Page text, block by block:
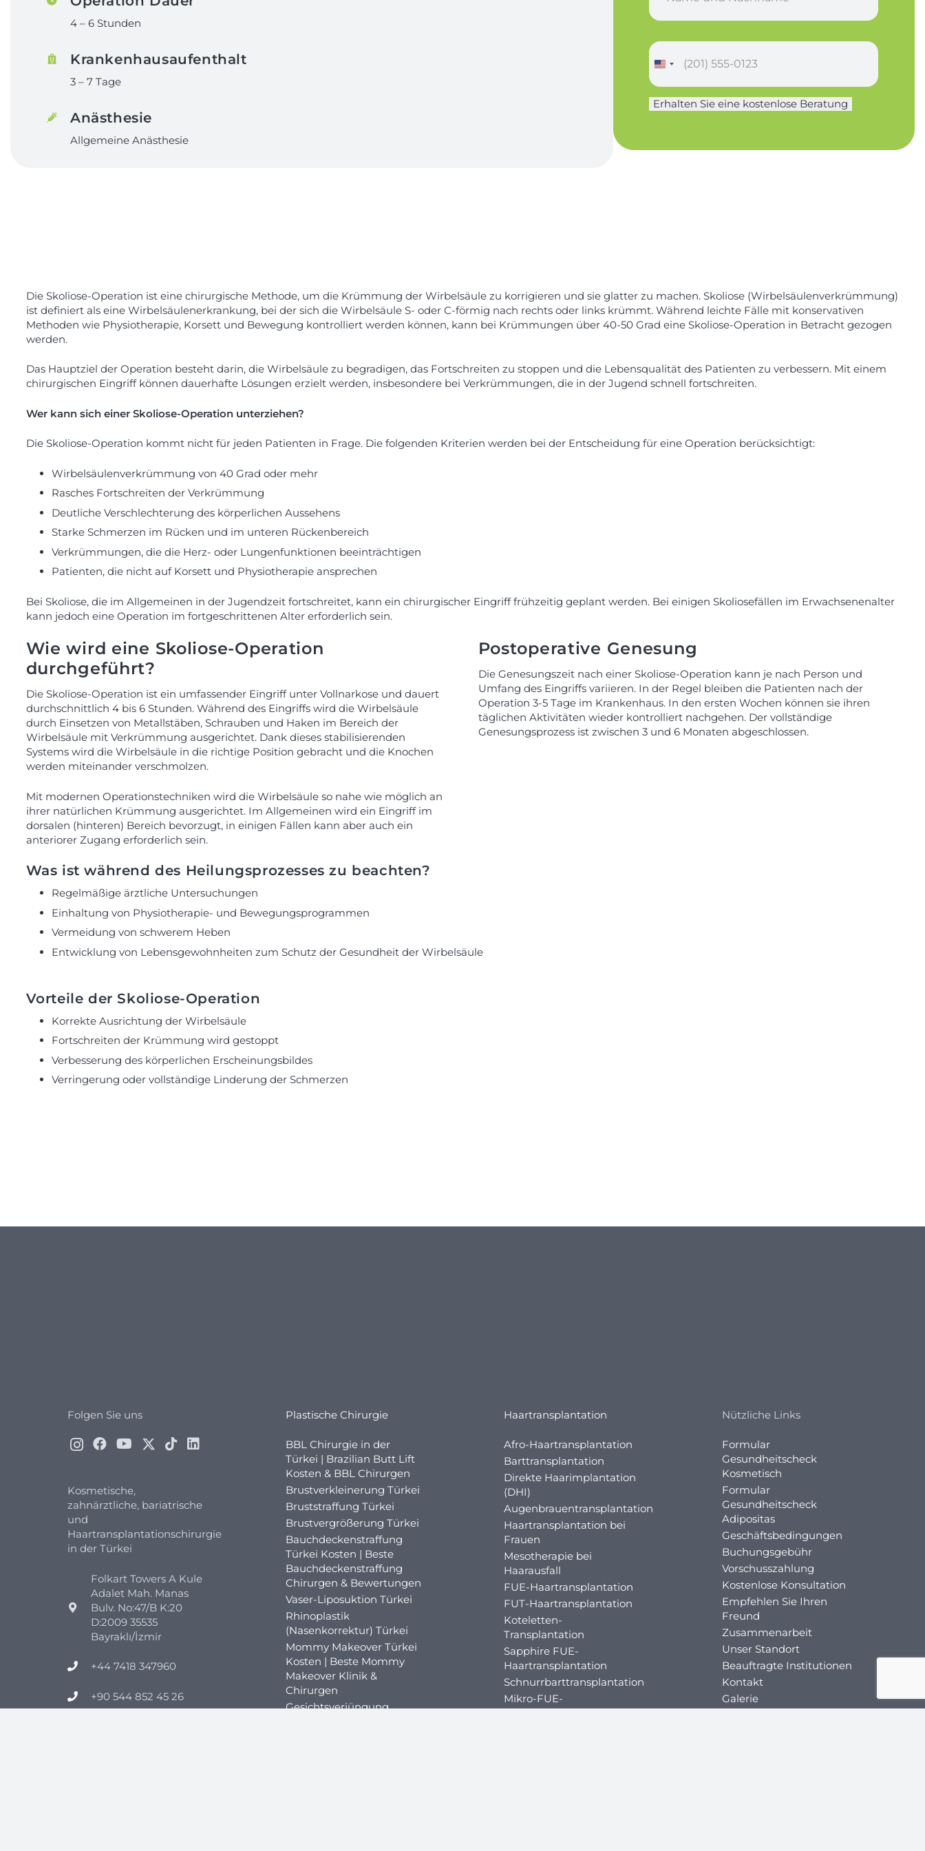
4 – 6 Stunden
Krankenhausaufenthalt
3 – 7 Tage
Anästhesie
Allgemeine Anästhesie
m
T
e
l
*
Erhalten Sie eine kostenlose Beratung
Die Skoliose-Operation ist eine chirurgische Methode, um die Krümmung der Wirbelsäule zu korrigieren und sie glatter zu machen. Skoliose (Wirbelsäulenverkrümmung)
ist definiert als eine Wirbelsäulenerkrankung, bei der sich die Wirbelsäule S- oder C-förmig nach rechts oder links krümmt. Während leichte Fälle mit konservativen
Methoden wie Physiotherapie, Korsett und Bewegung kontrolliert werden können, kann bei Krümmungen über 40-50 Grad eine Skoliose-Operation in Betracht gezogen
werden.
Das Hauptziel der Operation besteht darin, die Wirbelsäule zu begradigen, das Fortschreiten zu stoppen und die Lebensqualität des Patienten zu verbessern. Mit einem
chirurgischen Eingriff können dauerhafte Lösungen erzielt werden, insbesondere bei Verkrümmungen, die in der Jugend schnell fortschreiten.
Wer kann sich einer Skoliose-Operation unterziehen?
Die Skoliose-Operation kommt nicht für jeden Patienten in Frage. Die folgenden Kriterien werden bei der Entscheidung für eine Operation berücksichtigt:
Wirbelsäulenverkrümmung von 40 Grad oder mehr
Rasches Fortschreiten der Verkrümmung
Deutliche Verschlechterung des körperlichen Aussehens
Starke Schmerzen im Rücken und im unteren Rückenbereich
Verkrümmungen, die die Herz- oder Lungenfunktionen beeinträchtigen
Patienten, die nicht auf Korsett und Physiotherapie ansprechen
Bei Skoliose, die im Allgemeinen in der Jugendzeit fortschreitet, kann ein chirurgischer Eingriff frühzeitig geplant werden. Bei einigen Skoliosefällen im Erwachsenenalter
kann jedoch eine Operation im fortgeschrittenen Alter erforderlich sein.
Wie wird eine Skoliose-Operation
durchgeführt?
Die Skoliose-Operation ist ein umfassender Eingriff unter Vollnarkose und dauert
durchschnittlich 4 bis 6 Stunden. Während des Eingriffs wird die Wirbelsäule
durch Einsetzen von Metallstäben, Schrauben und Haken im Bereich der
Wirbelsäule mit Verkrümmung ausgerichtet. Dank dieses stabilisierenden
Systems wird die Wirbelsäule in die richtige Position gebracht und die Knochen
werden miteinander verschmolzen.
Mit modernen Operationstechniken wird die Wirbelsäule so nahe wie möglich an
ihrer natürlichen Krümmung ausgerichtet. Im Allgemeinen wird ein Eingriff im
dorsalen (hinteren) Bereich bevorzugt, in einigen Fällen kann aber auch ein
anteriorer Zugang erforderlich sein.
Postoperative Genesung
Die Genesungszeit nach einer Skoliose-Operation kann je nach Person und
Umfang des Eingriffs variieren. In der Regel bleiben die Patienten nach der
Operation 3-5 Tage im Krankenhaus. In den ersten Wochen können sie ihren
täglichen Aktivitäten wieder kontrolliert nachgehen. Der vollständige
Genesungsprozess ist zwischen 3 und 6 Monaten abgeschlossen.
Was ist während des Heilungsprozesses zu beachten?
Regelmäßige ärztliche Untersuchungen
Einhaltung von Physiotherapie- und Bewegungsprogrammen
Vermeidung von schwerem Heben
Entwicklung von Lebensgewohnheiten zum Schutz der Gesundheit der Wirbelsäule
Vorteile der Skoliose-Operation
Korrekte Ausrichtung der Wirbelsäule
Fortschreiten der Krümmung wird gestoppt
Verbesserung des körperlichen Erscheinungsbildes
Verringerung oder vollständige Linderung der Schmerzen
Folgen Sie uns
Kosmetische,
zahnärztliche, bariatrische
und
Haartransplantationschirurgie
in der Türkei
Folkart Towers A Kule
Adalet Mah. Manas
Bulv. No:47/B K:20
D:2009 35535
Bayraklı/İzmir
+44 7418 347960
+90 544 852 45 26
Plastische Chirurgie
BBL Chirurgie in der
Türkei | Brazilian Butt Lift
Kosten & BBL Chirurgen
Brustverkleinerung Türkei
Bruststraffung Türkei
Brustvergrößerung Türkei
Bauchdeckenstraffung
Türkei Kosten | Beste
Bauchdeckenstraffung
Chirurgen & Bewertungen
Vaser-Liposuktion Türkei
Rhinoplastik
(Nasenkorrektur) Türkei
Mommy Makeover Türkei
Kosten | Beste Mommy
Makeover Klinik &
Chirurgen
Gesichtsverjüngung
Haartransplantation
Afro-Haartransplantation
Barttransplantation
Direkte Haarimplantation
(DHI)
Augenbrauentransplantation
Haartransplantation bei
Frauen
Mesotherapie bei
Haarausfall
FUE-Haartransplantation
FUT-Haartransplantation
Koteletten-
Transplantation
Sapphire FUE-
Haartransplantation
Schnurrbarttransplantation
Mikro-FUE-
Haartransplantation
Nützliche Links
Formular
Gesundheitscheck
Kosmetisch
Formular
Gesundheitscheck
Adipositas
Geschäftsbedingungen
Buchungsgebühr
Vorschusszahlung
Kostenlose Konsultation
Empfehlen Sie Ihren
Freund
Zusammenarbeit
Unser Standort
Beauftragte Institutionen
Kontakt
Galerie